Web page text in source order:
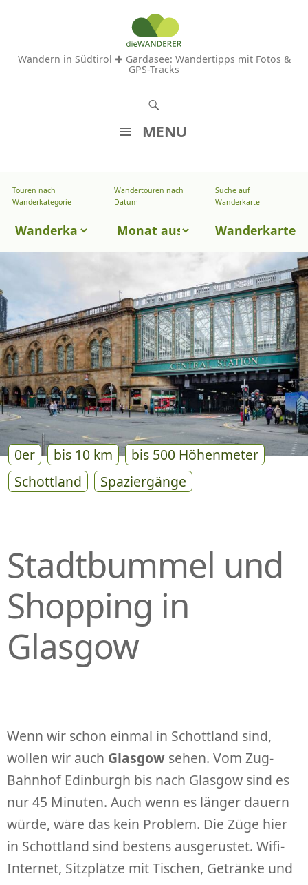
Wandern in Südtirol ✚ Gardasee: Wandertipps mit Fotos &
GPS-Tracks
MENU
M
A
S
P
R
I
N
G
E
N
Touren nach
Wanderkategorie
Touren
Wandertouren nach
Datum
Wandertouren
Datum
Suche auf
Wanderkarte
Wanderkarte
0er bis 10 km
bis 500 Höhenmeter
Schottland
Spaziergänge
Stadtbummel und
Shopping in
Glasgow
Wenn wir schon einmal in Schottland sind,
wollen wir auch Glasgow sehen. Vom Zug-
Bahnhof Edinburgh bis nach Glasgow sind es
nur 45 Minuten. Auch wenn es länger dauern
würde, wäre das kein Problem. Die Züge hier
in Schottland sind bestens ausgerüstet. Wifi-
Internet, Sitzplätze mit Tischen, Getränke und